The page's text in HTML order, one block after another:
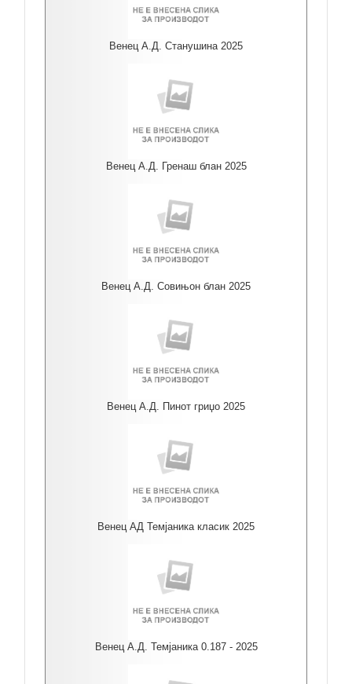
Венец А.Д. Станушина 2025
Венец А.Д. Гренаш блан 2025
Венец А.Д. Совињон блан 2025
Венец А.Д. Пинот гриџо 2025
Венец АД Темјаника класик 2025
Венец А.Д. Темјаника 0.187 - 2025